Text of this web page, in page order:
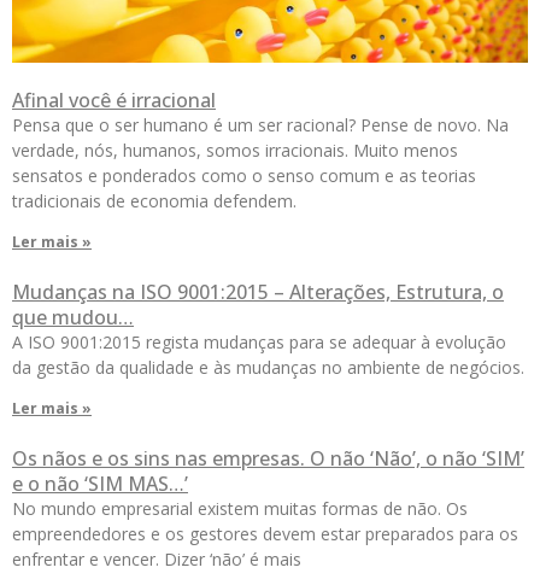
Afinal você é irracional
Pensa que o ser humano é um ser racional? Pense de novo. Na
verdade, nós, humanos, somos irracionais. Muito menos
sensatos e ponderados como o senso comum e as teorias
tradicionais de economia defendem.
Ler mais »
Mudanças na ISO 9001:2015 – Alterações, Estrutura, o
que mudou…
A ISO 9001:2015 regista mudanças para se adequar à evolução
da gestão da qualidade e às mudanças no ambiente de negócios.
Ler mais »
Os nãos e os sins nas empresas. O não ‘Não’, o não ‘SIM’
e o não ‘SIM MAS…’
No mundo empresarial existem muitas formas de não. Os
empreendedores e os gestores devem estar preparados para os
enfrentar e vencer. Dizer ‘não’ é mais